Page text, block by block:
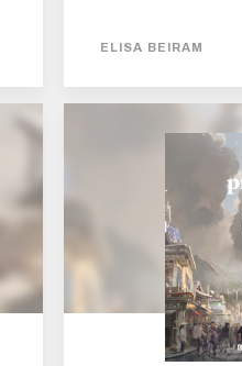
départir d’un
profond, et de
performance qu’il
livre sec et resserré
pages qui explore
ELISA BEIRAM